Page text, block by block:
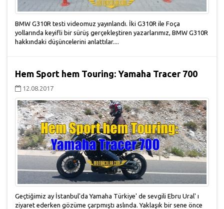
BMW G310R testi videomuz yayınlandı. İki G310R ile Foça
yollarında keyifli bir sürüş gerçekleştiren yazarlarımız, BMW G310R
hakkındaki düşüncelerini anlattılar....
Hem Sport hem Touring: Yamaha Tracer 700
12.08.2017
Geçtiğimiz ay İstanbul'da Yamaha Türkiye' de sevgili Ebru Ural' ı
ziyaret ederken gözüme çarpmıştı aslında. Yaklaşık bir sene önce